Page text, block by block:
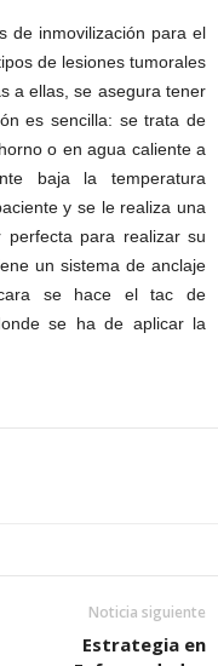
de inmovilización para el
de lesiones tumorales
a ellas, se asegura tener
es sencilla: se trata de
o en agua caliente a
baja la temperatura
y se le realiza una
para realizar su
un sistema de anclaje
se hace el tac de
se ha de aplicar la
Noticia siguiente
Estrategia en